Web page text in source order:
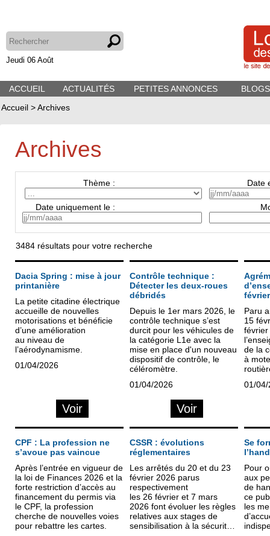
Jeudi 06 Août
ACCUEIL ACTUALITÉS PETITES ANNONCES
Accueil >Archives
Archives
Thème : Date
Date uniquement le :
3484 résultats pour votre recherche
Dacia Spring : mise à jour
printanière
La petite citadine électrique
accueille de nouvelles
motorisations et bénéficie
d’une amélioration
au niveau de
l’aérodynamisme.
01/04/2026
Voir
Contrôle technique :
Détecter les deux-roues
débridés
Depuis le 1er mars 2026, le
contrôle technique s’est
durcit pour les véhicules de
la catégorie L1e avec la
mise en place d'un nouveau
dispositif de contrôle, le
céléromètre.
01/04/2026
Voir
Paru
15
de la
à
du 31
2001.
01/04/
CPF : La profession ne
s’avoue pas vaincue
Après l’entrée en vigueur de
la loi de Finances 2026 et la
forte restriction d’accès au
financement du permis via
le CPF, la profession
cherche de nouvelles voies
pour rebattre les cartes.
CSSR : évolutions
réglementaires
Les arrêtés du 20 et du 23
février 2026 parus
respectivement
les 26 février et 7 mars
2026 font évoluer les règles
relatives aux stages de
sensibilisation à la sécurité
Se
Pour
aux
de
ce
les